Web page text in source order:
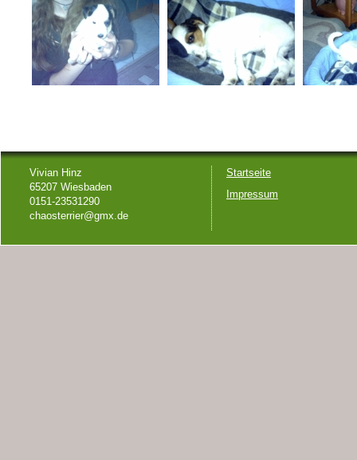
Vivian Hinz
65207 Wiesbaden
0151-23531290
chaosterrier@gmx.de
Startseite
Impressum